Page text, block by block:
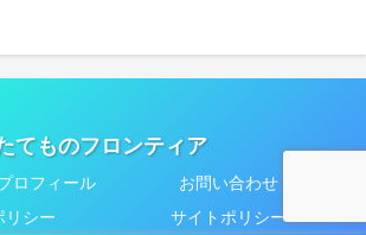
てものフロンティア
ロフィール
お問い合わせ
リシー
サイトポリシー